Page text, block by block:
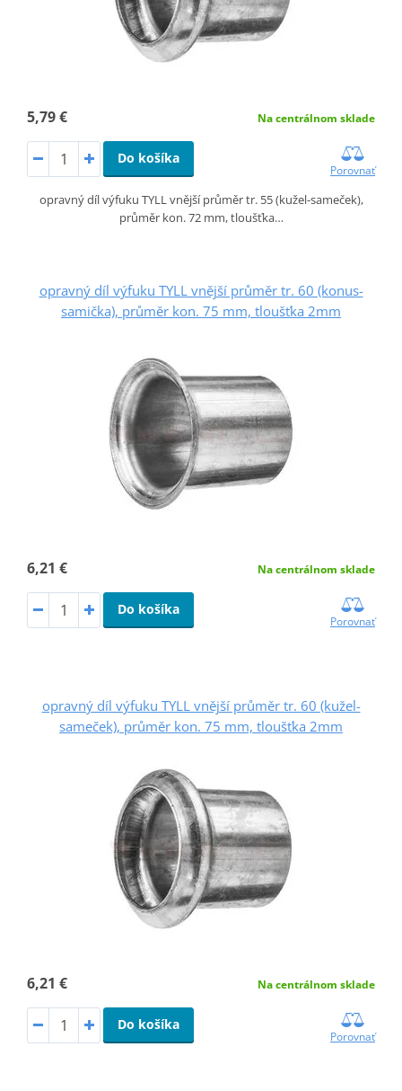
5,79 € Na centrálnom sklade
Do košíka
Porovnať
opravný díl výfuku TYLL vnější průměr tr. 55 (kužel-sameček),
průměr kon. 72 mm, tloušťka…
opravný díl výfuku TYLL vnější průměr tr. 60 (konus-
samička), průměr kon. 75 mm, tloušťka 2mm
6,21 € Na centrálnom sklade
Do košíka
Porovnať
opravný díl výfuku TYLL vnější průměr tr. 60 (kužel-
sameček), průměr kon. 75 mm, tloušťka 2mm
6,21 € Na centrálnom sklade
Do košíka
Porovnať